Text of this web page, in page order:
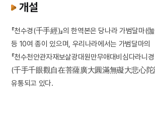
개설
『천수경(千手經)』의 한역본은 당나라 가범달마(
등 10여 종이 있으며, 우리나라에서는 가범달마의
『천수천안관자재보살광대원만무애대비심다라니경
(千手千眼觀自在菩薩廣大圓滿無礙大悲心陀
유통되고 있다.